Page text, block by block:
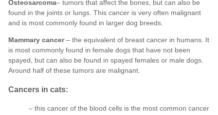
Osteosarcoma
Mammary cancer